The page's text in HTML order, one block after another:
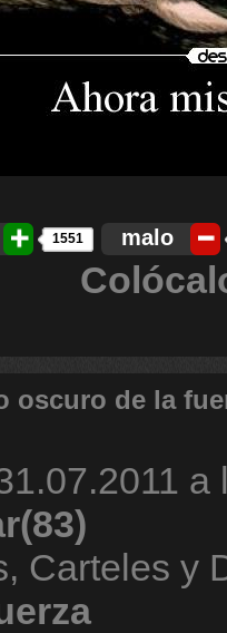
1551 malo
oscuro de la
a
Carteles y